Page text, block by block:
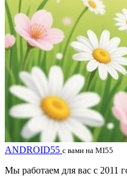
ANDROID55 с вами на MI55
Мы работаем для вас с 2011